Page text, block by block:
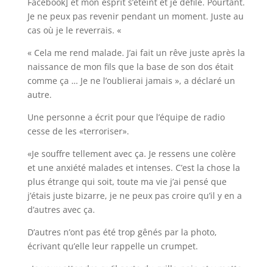
Je ne peux pas revenir pendant un moment. Juste au
cas où je le reverrais. «
« Cela me rend malade. J’ai fait un rêve juste après la
naissance de mon fils que la base de son dos était
comme ça … Je ne l’oublierai jamais », a déclaré un
autre.
Une personne a écrit pour que l’équipe de radio
cesse de les «terroriser».
«Je souffre tellement avec ça. Je ressens une colère
et une anxiété malades et intenses. C’est la chose la
plus étrange qui soit, toute ma vie j’ai pensé que
j’étais juste bizarre, je ne peux pas croire qu’il y en a
d’autres avec ça.
D’autres n’ont pas été trop gênés par la photo,
écrivant qu’elle leur rappelle un crumpet.